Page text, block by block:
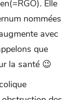
Elle
nommées
avec
que
la santé 😉